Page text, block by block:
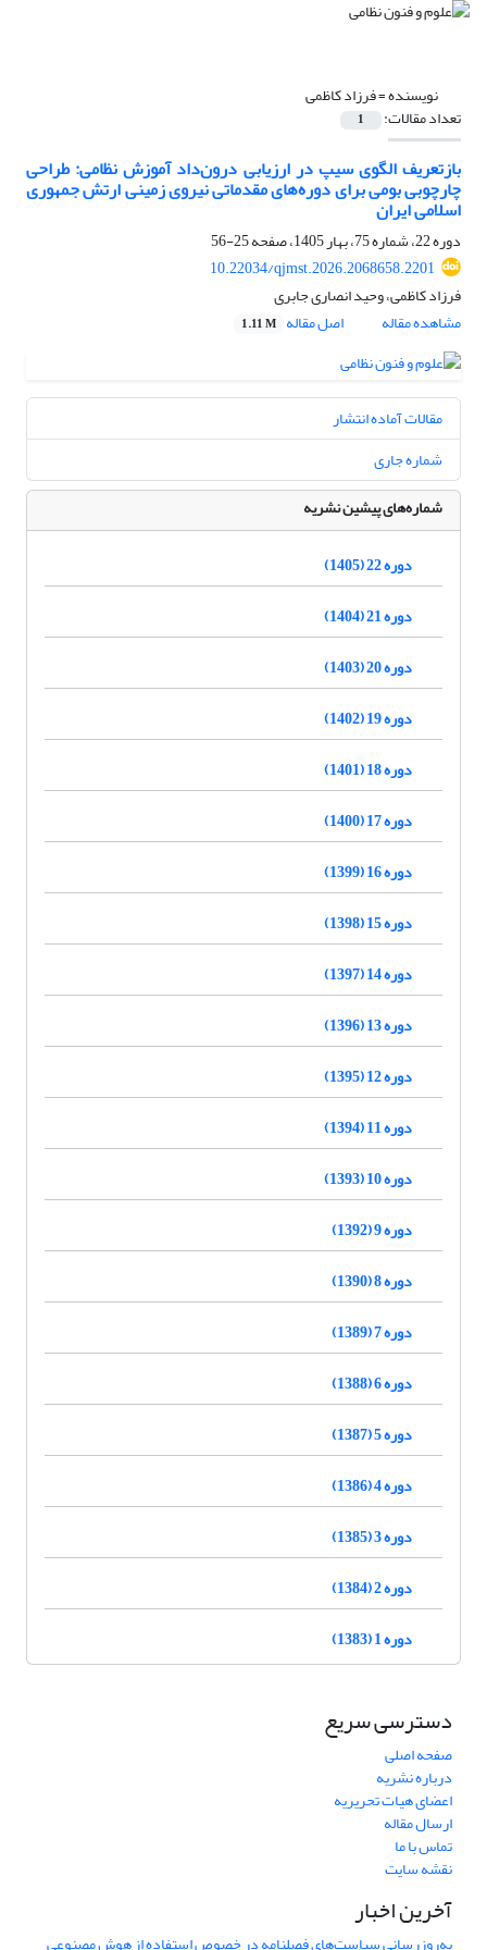
نویسنده =فرزاد کاظمی
تعداد مقالات: 1
بازتعریف الگوی سیپ در ارزیابی درون‌داد آموزش نظامی: طراحی
چارچوبی بومی برای دوره‌های مقدماتی نیروی زمینی ارتش جمهوری
اسلامی ایران
دوره 22، شماره 75، بهار 1405، صفحه
25-56
10.22034/qjmst.2026.2068658.2201
فرزاد کاظمی، وحید انصاری جابری
مشاهده مقاله
اصل مقاله 1.11 M
مقالات آماده انتشار
شماره جاری
شماره‌های پیشین نشریه
دوره 22 (1405)
دوره 21 (1404)
دوره 20 (1403)
دوره 19 (1402)
دوره 18 (1401)
دوره 17 (1400)
دوره 16 (1399)
دوره 15 (1398)
دوره 14 (1397)
دوره 13 (1396)
دوره 12 (1395)
دوره 11 (1394)
دوره 10 (1393)
دوره 9 (1392)
دوره 8 (1390)
دوره 7 (1389)
دوره 6 (1388)
دوره 5 (1387)
دوره 4 (1386)
دوره 3 (1385)
دوره 2 (1384)
دوره 1 (1383)
دسترسی سریع
صفحه اصلی
درباره نشریه
اعضای هیات تحریریه
ارسال مقاله
تماس با ما
نقشه سایت
آخرین اخبار
به‌روزرسانی سیاست‌های فصلنامه در خصوص استفاده از هوش مصنوعی